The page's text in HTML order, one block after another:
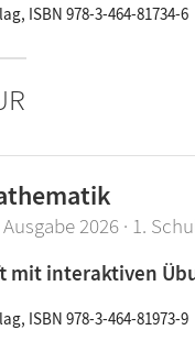
ISBN 978-3-464-81734-6
2026 · 1.
mit interaktiven
ISBN 978-3-464-81973-9